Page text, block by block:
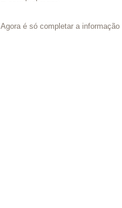
Agora é só completar a